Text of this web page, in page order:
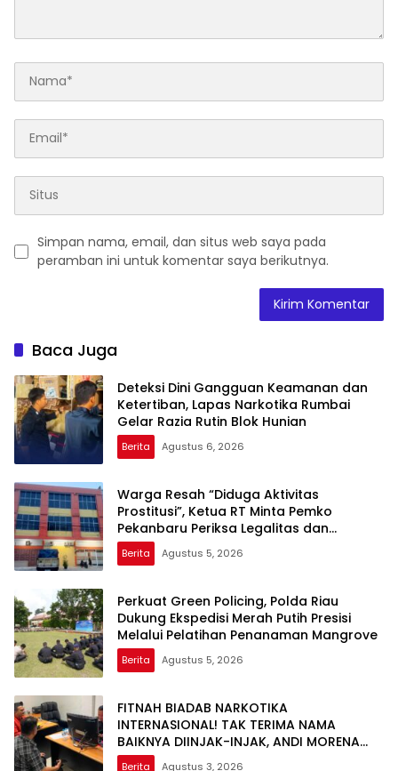
Simpan nama, email, dan situs web saya pada
peramban ini untuk komentar saya berikutnya.
Baca Juga
Deteksi Dini Gangguan Keamanan dan
Ketertiban, Lapas Narkotika Rumbai
Gelar Razia Rutin Blok Hunian
Berita Agustus 6, 2026
Warga Resah “Diduga Aktivitas
Prostitusi”, Ketua RT Minta Pemko
Pekanbaru Periksa Legalitas dan
Aktivitas Z Homestay di Jalan Tanjung
Datuk
Berita Agustus 5, 2026
Perkuat Green Policing, Polda Riau
Dukung Ekspedisi Merah Putih Presisi
Melalui Pelatihan Penanaman Mangrove
Berita Agustus 5, 2026
FITNAH BIADAB NARKOTIKA
INTERNASIONAL! TAK TERIMA NAMA
BAIKNYA DIINJAK-INJAK, ANDI MORENA
DECLARE WAR: SIAP Bantai DAN SERET
Berita Agustus 3, 2026